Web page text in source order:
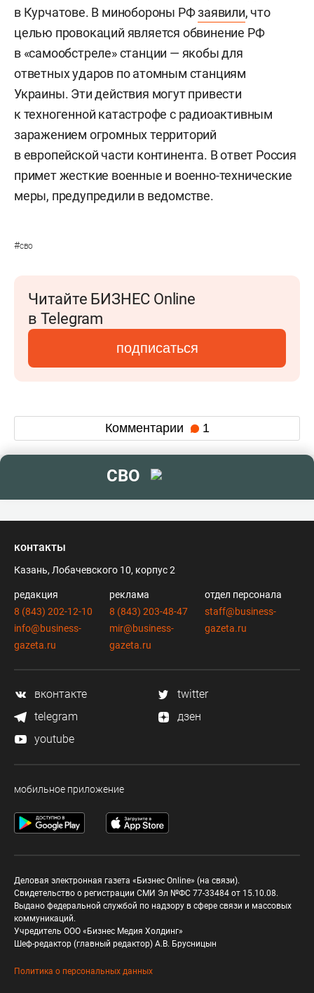
в Курчатове. В минобороны РФзаявили, что
целью провокаций является обвинение РФ
в «самообстреле» станции — якобы для
ответных ударов по атомным станциям
Украины. Эти действия могут привести
к техногенной катастрофе с радиоактивным
заражением огромных территорий
в европейской части континента. В ответ Россия
примет жесткие военные и военно-технические
меры, предупредили в ведомстве.
#сво
Читайте БИЗНЕС Online
в Telegram
подписаться
Комментарии 1
СВО
контакты
Казань, Лобачевского 10, корпус 2
редакция
8 (843) 202-12-10
info@business-
gazeta.ru
реклама
8 (843) 203-48-47
mir@business-
gazeta.ru
отдел персонала
staff@business-
gazeta.ru
вконтакте
twitter
telegram
дзен
youtube
мобильное приложение
Деловая электронная газета «Бизнес Online» (на связи).
Свидетельство о регистрации СМИ Эл №ФС 77-33484 от 15.10.08.
Выдано федеральной службой по надзору в сфере связи и массовых
коммуникаций.
Учредитель ООО «Бизнес Медия Холдинг»
Шеф-редактор (главный редактор) А.В. Брусницын
Политика о персональных данных